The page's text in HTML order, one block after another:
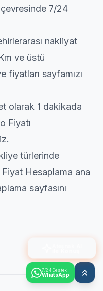
7/24
nakliyat
ve üstü
fiyatları sayfamızı
olarak 1 dakikada
Fiyatı
türlerinde
Fiyat Hesaplama ana
sayfasını
7/24 Destek
WhatsApp